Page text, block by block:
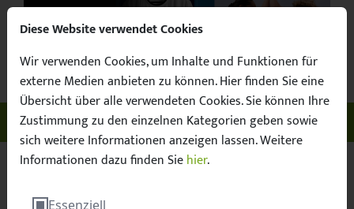
Facebook
X / Twitter
Instagram
YouTubeSuche
Unser Sachsen. Euer Fussball. Menü
Sächsischer Fußball-Verband e.V.
Diese Website verwendet Cookies
Wir verwenden Cookies, um Inhalte und Funktionen für
externe Medien anbieten zu können. Hier finden Sie eine
Übersicht über alle verwendeten Cookies. Sie können Ihre
Zustimmung zu den einzelnen Kategorien geben sowie
sich weitere Informationen anzeigen lassen. Weitere
Informationen dazu finden Siehier.
Essenziell